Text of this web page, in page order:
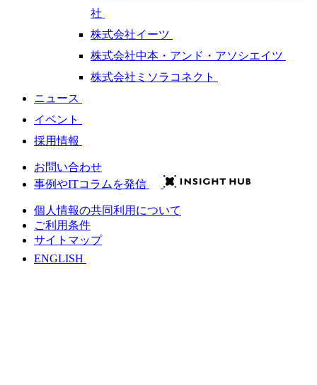
社
株式会社イーツ
株式会社中本・アンド・アソシエイツ
株式会社ミソラコネクト
ニュース
イベント
採用情報
お問い合わせ
事例やITコラムを発信
個人情報の共同利用について
ご利用条件
サイトマップ
ENGLISH